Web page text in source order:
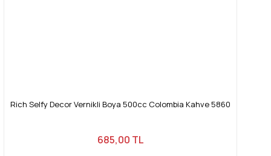
Rich Selfy Decor Vernikli Boya 500cc Colombia Kahve 5860
685,00 TL